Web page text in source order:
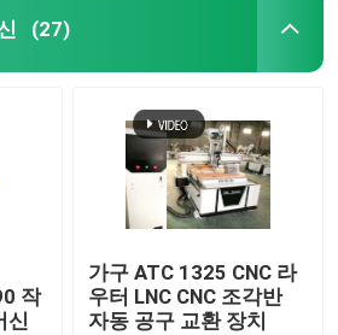
(27)
작
신
가구 ATC 1325 CNC 라
우터 LNC CNC 조각반
자동 공구 교환 장치